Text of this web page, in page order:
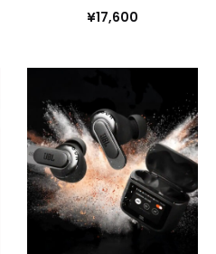
¥17,600